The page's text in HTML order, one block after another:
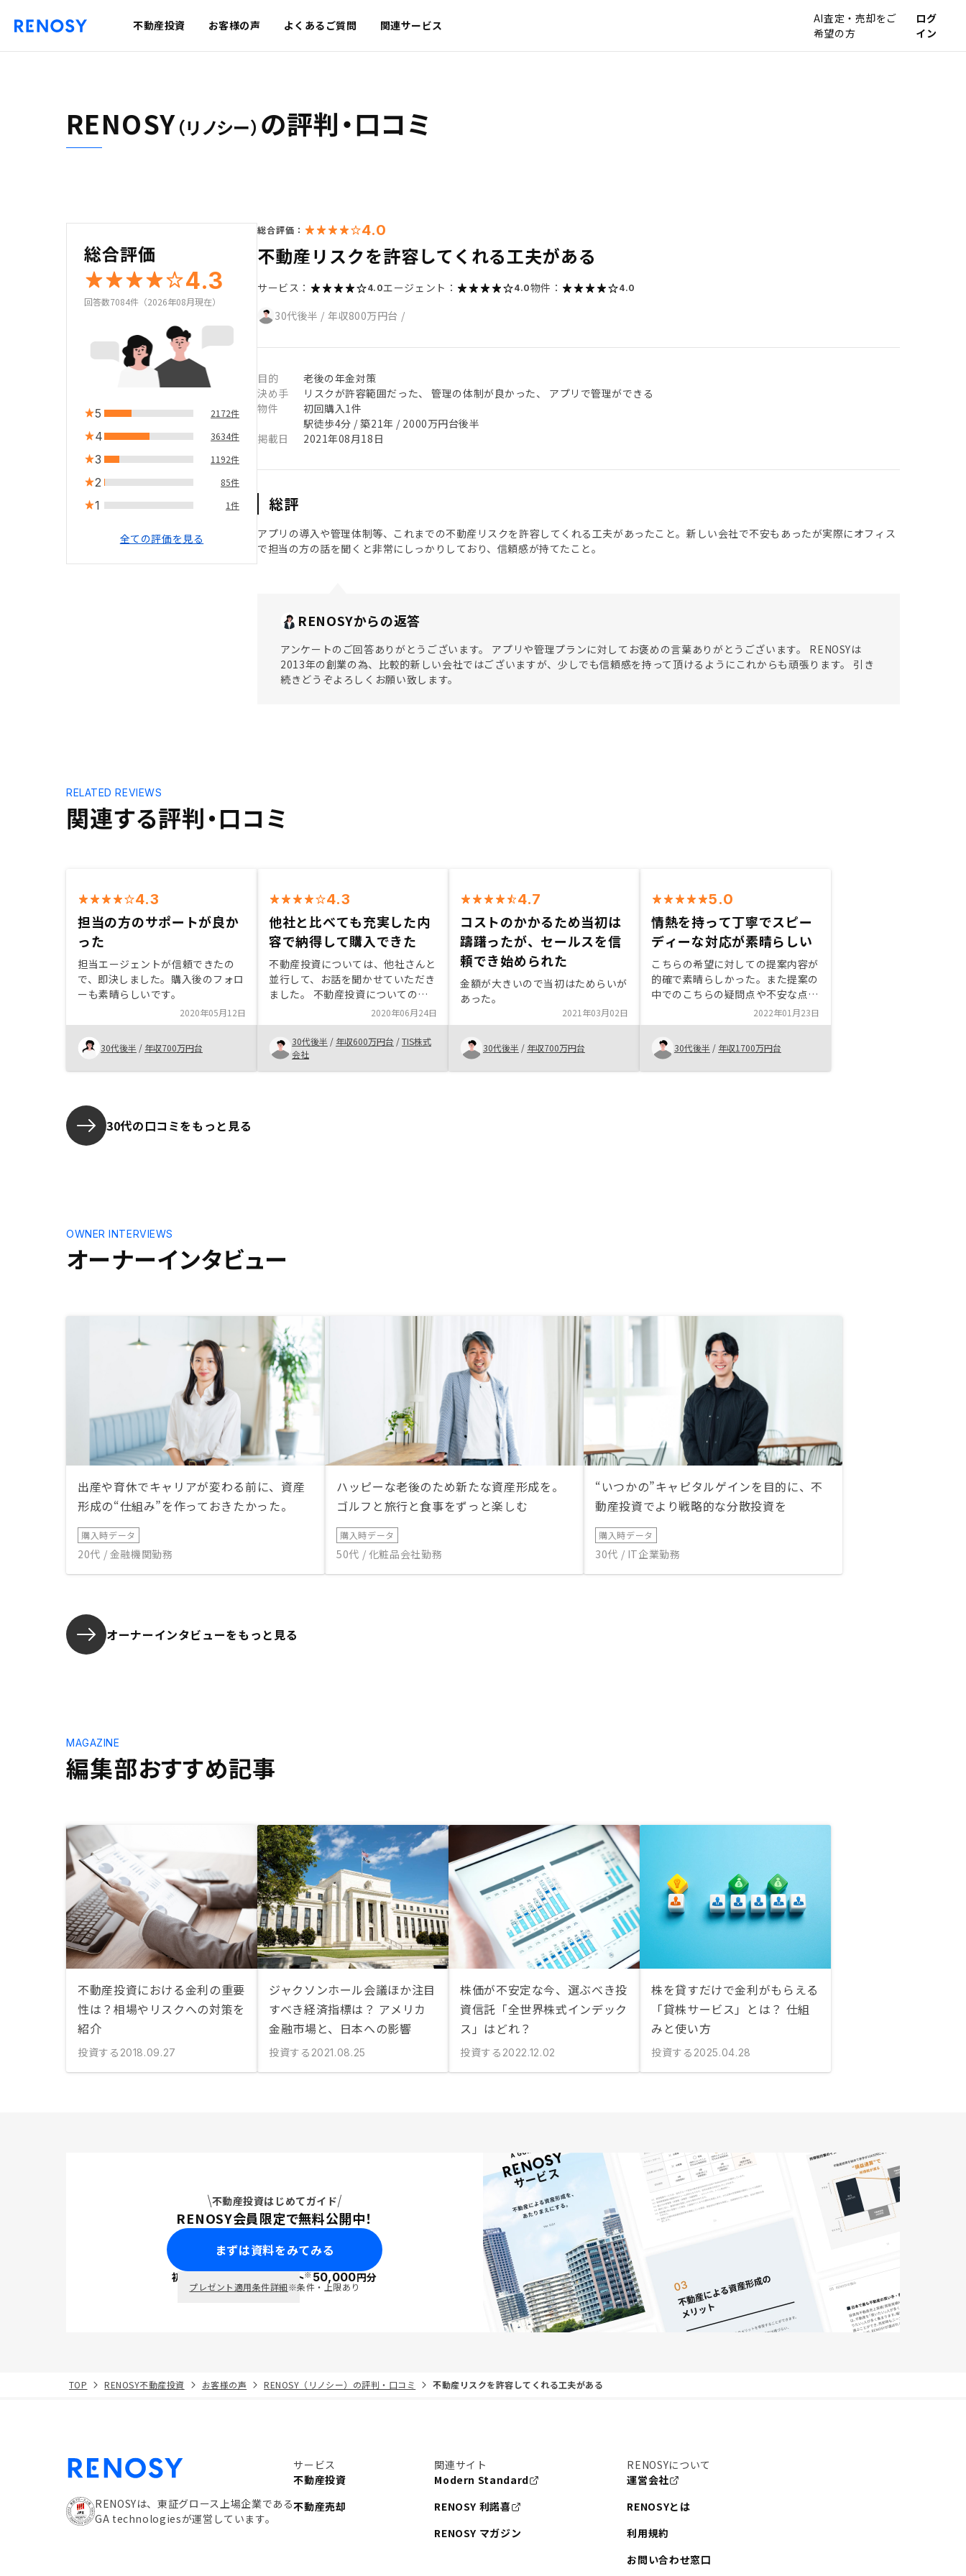
不動産投資 お客様の声 よくあるご質問 関連サービス
AI査定・売却をご
希望の方
ログ
イン
RENOSY（リノシー） の評判・口コミ
総合評価
4.3
回答数7084件（2026年08月現在）
5 2172件
4 3634件
3 1192件
2 85件
1 1件
全ての評価を見る
総合評価： 4.0
不動産リスクを許容してくれる工夫がある
サービス： 4.0エージェント： 4.0物件： 4.0
30代後半 / 年収800万円台 /
目的
老後の年金対策
決め手
リスクが許容範囲だった、 管理の体制が良かった、 アプリで管理ができる
物件
初回購入1件
駅徒歩4分 / 築21年 / 2000万円台後半
掲載日
2021年08月18日
総評
アプリの導入や管理体制等、これまでの不動産リスクを許容してくれる工夫があったこと。新しい会社で不安もあったが実際にオフィス
で担当の方の話を聞くと非常にしっかりしており、信頼感が持てたこと。
RENOSYからの返答
アンケートのご回答ありがとうございます。 アプリや管理プランに対してお褒めの言葉ありがとうございます。 RENOSYは
2013年の創業の為、比較的新しい会社ではございますが、少しでも信頼感を持って頂けるようにこれからも頑張ります。 引き
続きどうぞよろしくお願い致します。
関連する評判・口コミ
RELATED REVIEWS
4.3
担当の方のサポートが良か
った
担当エージェントが信頼できたの
で、即決しました。購入後のフォロ
ーも素晴らしいです。
2020年05月12日
30代後半 / 年収700万円台
4.3
他社と比べても充実した内
容で納得して購入できた
不動産投資については、他社さんと
並行して、お話を聞かせていただき
ました。 不動産投資についてのど
ういう物件がよいかや、物件を比較
してのメリット、デメリットの説明
については、もう一段詳しく丁寧に
説明いただけるといいと思いました
が、物件のバリエーションも多く、
も比較して、私のニーズを考慮して
2020年06月24日
30代後半 / 年収600万円台 /TIS株式
会社
4.7
コストのかかるため当初は
躊躇ったが、セールスを信
頼でき始められた
金額が大きいので当初はためらいが
あった。
2021年03月02日
30代後半 / 年収700万円台
5.0
情熱を持って丁寧でスピー
ディーな対応が素晴らしい
こちらの希望に対しての提案内容が
的確で素晴らしかった。また提案の
中でのこちらの疑問点や不安な点も
対話を通じて丁寧に説明頂くことで
解消されて満足度が高かった。また
対応が最初から最後までスピーディ
ーで良いと思った。
2022年01月23日
30代後半 / 年収1700万円台
30代の口コミをもっと見る
オーナーインタビュー
OWNER INTERVIEWS
出産や育休でキャリアが変わる前に、資産
形成の“仕組み”を作っておきたかった。
購入時データ
20代 / 金融機関勤務
ハッピーな老後のため新たな資産形成を。
ゴルフと旅行と食事をずっと楽しむ
購入時データ
50代 / 化粧品会社勤務
“いつかの”キャピタルゲインを目的に、不
動産投資でより戦略的な分散投資を
購入時データ
30代 / IT企業勤務
オーナーインタビューをもっと見る
編集部おすすめ記事
MAGAZINE
不動産投資における金利の重要
性は？相場やリスクへの対策を
紹介
投資する 2018.09.27
ジャクソンホール会議ほか注目
すべき経済指標は？ アメリカ
金融市場と、日本への影響
投資する 2021.08.25
株価が不安定な今、選ぶべき投
資信託「全世界株式インデック
ス」はどれ？
投資する 2022.12.02
株を貸すだけで金利がもらえる
「貸株サービス」とは？ 仕組
みと使い方
投資する 2025.04.28
不動産投資はじめてガイド
RENOSY会員限定で無料公開中！
まずは資料をみてみる
初回面談で ポイント※50,000円分
プレゼント適用条件詳細※条件・上限あり
TOP RENOSY不動産投資 お客様の声 RENOSY（リノシー）の評判・口コミ 不動産リスクを許容してくれる工夫がある
RENOSYは、東証グロース上場企業である
GA technologiesが運営しています。
サービス
不動産投資
不動産売却
関連サイト
Modern Standard
RENOSY 利諾喜
RENOSY マガジン
RENOSYについて
運営会社
RENOSYとは
利用規約
お問い合わせ窓口